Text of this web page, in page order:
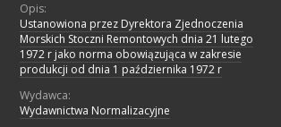
Opis:
Ustanowiona przez Dyrektora Zjednoczenia
Morskich Stoczni Remontowych dnia 21 lutego
1972 r jako norma obowiązująca w zakresie
produkcji od dnia 1 października 1972 r
Wydawca:
Wydawnictwa Normalizacyjne